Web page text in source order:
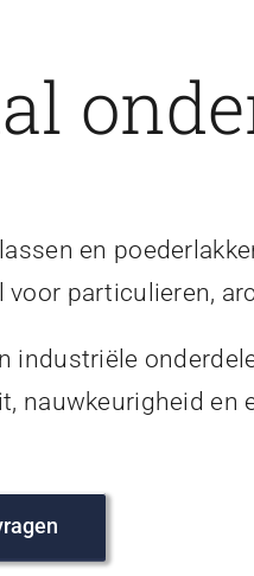
en
particulieren,
nauwkeurigheid en